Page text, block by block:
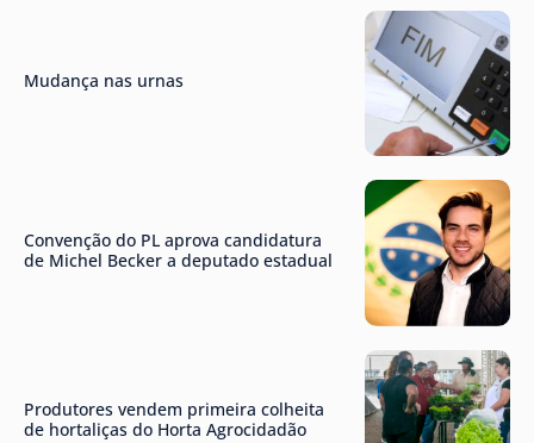
Mudança nas urnas
Convenção do PL aprova candidatura
de Michel Becker a deputado estadual
Produtores vendem primeira colheita
de hortaliças do Horta Agrocidadão